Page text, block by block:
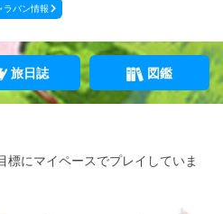
ラバン情報
旅日誌 図鑑
標にマイペースでプレイしていま